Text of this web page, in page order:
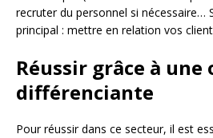
recruter du personnel si nécessaire…
principal : mettre en relation vos
Réussir grâce à une
différenciante
Pour réussir dans ce secteur, il est